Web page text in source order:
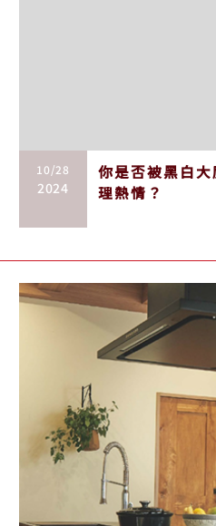
10/28
2024
你是否被黑白
理熱情？